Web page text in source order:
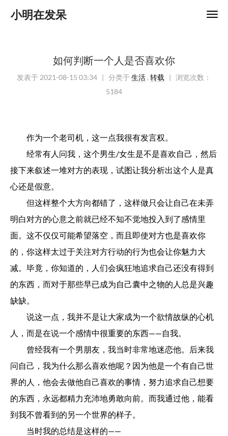
小明在发呆
如何判断一个人是否喜欢你
发表于 2021-08-15 03:34 | 分类于 生活 , 转载 | 浏览次数：
5184
作为一个老司机，这一点我很有发言权。
经常有人问我，这个男生/女生是不是喜欢自己，然后
接下来叙述一堆对方的表现，试图让我分析出这个人是真
心还是假意。
但这样整个大方向都错了，这样做只会让自己在未弄
明白对方的心意之前就已经不知不觉地投入到了感情里
面。这不仅仅可能希望落空，而且即使对方也是喜欢你
的，你这样太过于关注对方行动的行为也会让你魅力大
减。毕竟，你知道的，人们会疯狂地追求自己还没有得到
的东西，而对于那些早已成为自己囊中之物的人总是兴趣
缺缺。
说这一点，我并不是让大家成为一个欲情故纵的心机
人，而是在说一个感情中很重要的东西——自我。
曾经我有一个男朋友，我当时非常地迷恋他。后来我
问自己，我为什么那么喜欢他呢？因为他是一个有自己世
界的人，他会去做他自己喜欢的事情，努力追求自己想要
的东西，永远都精力充沛地勇敢向前。而我通过他，能看
到我不曾看到的另一个世界的样子。
当时我的总结是这样的——